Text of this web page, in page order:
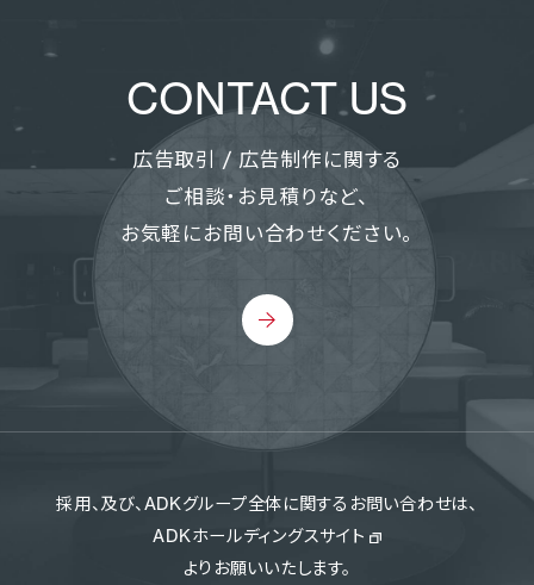
CONTACT US
広告取引 / 広告制作に関する
ご相談・お見積りなど、
お気軽にお問い合わせください。
採用、及び、ADKグループ全体に関するお問い合わせは、
ADKホールディングスサイト
よりお願いいたします。